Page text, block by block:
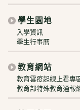
學生園地
入學資訊
學生行事曆
教育網站
教育雲疫起線上看專
教育部特殊教育通報